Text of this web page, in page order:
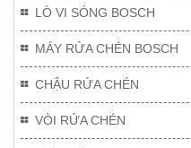
LÒ VI SÓNG BOSCH
MÁY RỬA CHÉN BOSCH
CHẬU RỬA CHÉN
VÒI RỬA CHÉN